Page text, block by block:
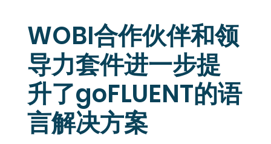
WOBI合作伙伴和领
导力套件进一步提
升了goFLUENT的语
言解决方案